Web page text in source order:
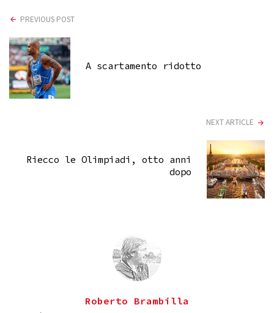
PREVIOUS POST
A scartamento ridotto
NEXT ARTICLE
Riecco le Olimpiadi, otto anni
dopo
Roberto Brambilla